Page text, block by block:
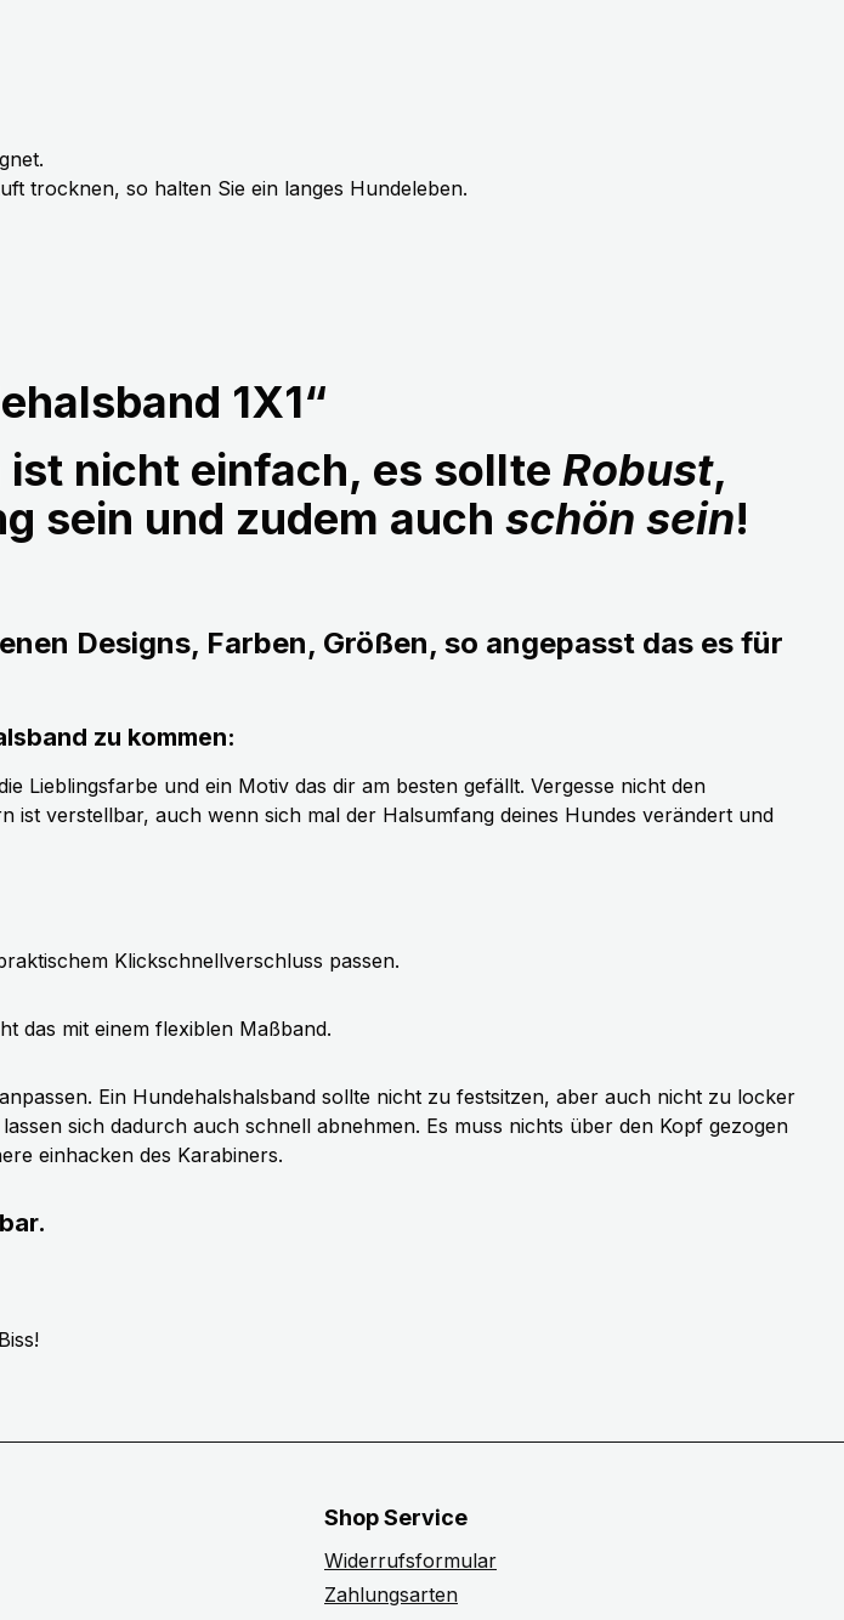
trocknen, so halten Sie ein langes Hundeleben.
1X1“
nicht einfach, es sollte Robust,
sein und zudem auch schön sein!
Designs, Farben, Größen, so angepasst das es für
zu kommen:
Lieblingsfarbe und ein Motiv das dir am besten gefällt. Vergesse nicht den
verstellbar, auch wenn sich mal der Halsumfang deines Hundes verändert und
Klickschnellverschluss passen.
das mit einem flexiblen Maßband.
Ein Hundehalshalsband sollte nicht zu festsitzen, aber auch nicht zu locker
sich dadurch auch schnell abnehmen. Es muss nichts über den Kopf gezogen
einhacken des Karabiners.
Shop Service
Widerrufsformular
Zahlungsarten